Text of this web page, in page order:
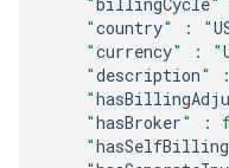
    "
country" : "
    "
currency" : "
    "
description"
    "
    "
hasBroker" :
    "
hasSelfBilling